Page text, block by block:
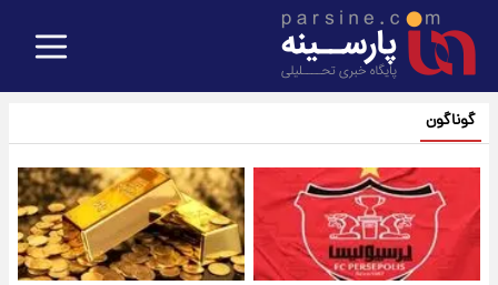
گوناگون